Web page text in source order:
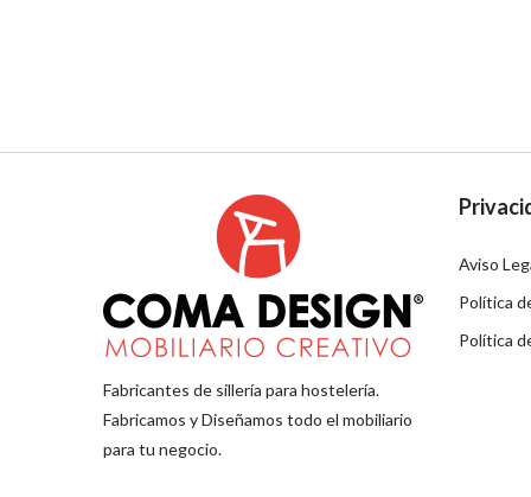
Fabricantes de sillería para hostelería.
Fabricamos y Diseñamos todo el mobiliario
para tu negocio.
Aviso
Política
Política